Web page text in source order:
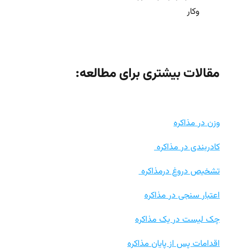
مقالات بیشتری برای مطالعه: